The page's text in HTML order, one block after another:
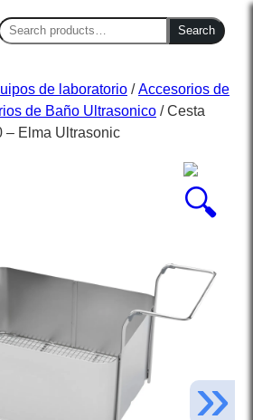
for:
Search
de laboratorio /Accesorios de
de Baño Ultrasonico / Cesta
– Elma Ultrasonic